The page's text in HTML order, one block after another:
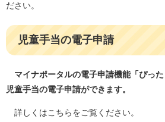
ださい。
児童手当の電子申請
マイナポータルの電子申請機能「ぴっ
児童手当の電子申請ができます。
詳しくはこちらをご覧ください。